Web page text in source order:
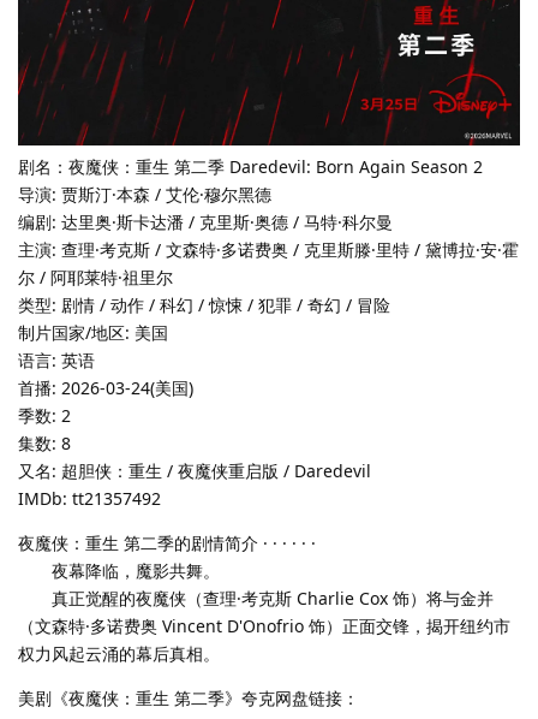
剧名：夜魔侠：重生 第二季 Daredevil: Born Again Season 2
导演: 贾斯汀·本森 / 艾伦·穆尔黑德
编剧: 达里奥·斯卡达潘 / 克里斯·奥德 / 马特·科尔曼
主演: 查理·考克斯 / 文森特·多诺费奥 / 克里斯滕·里特 / 黛博拉·安·霍
尔 / 阿耶莱特·祖里尔
类型: 剧情 / 动作 / 科幻 / 惊悚 / 犯罪 / 奇幻 / 冒险
制片国家/地区: 美国
语言: 英语
首播: 2026-03-24(美国)
季数: 2
集数: 8
又名: 超胆侠：重生 / 夜魔侠重启版 / Daredevil
IMDb: tt21357492
夜魔侠：重生 第二季的剧情简介 · · · · · ·
夜幕降临，魔影共舞。
真正觉醒的夜魔侠（查理·考克斯 Charlie Cox 饰）将与金并
（文森特·多诺费奥 Vincent D'Onofrio 饰）正面交锋，揭开纽约市
权力风起云涌的幕后真相。
美剧《夜魔侠：重生 第二季》夸克网盘链接：